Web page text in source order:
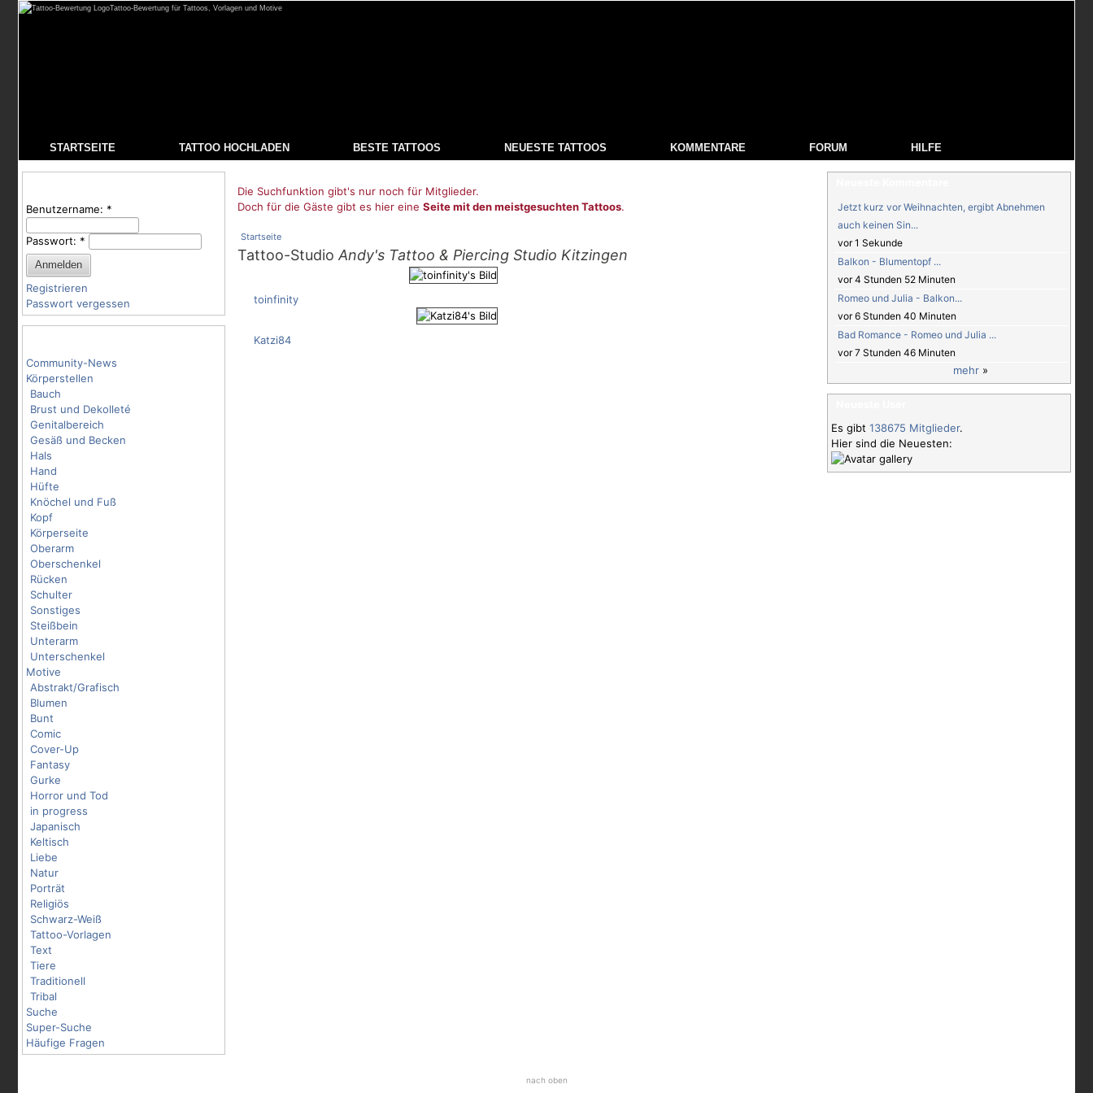
Tattoo-Bewertung für Tattoos, Vorlagen und Motive
STARTSEITE TATTOO HOCHLADEN BESTE TATTOOS NEUESTE TATTOOS KOMMENTARE FORUM HILFE
Benutzername: *
Passwort: *
Registrieren
Passwort vergessen
Community-News
Körperstellen
Bauch
Brust und Dekolleté
Genitalbereich
Gesäß und Becken
Hals
Hand
Hüfte
Knöchel und Fuß
Kopf
Körperseite
Oberarm
Oberschenkel
Rücken
Schulter
Sonstiges
Steißbein
Unterarm
Unterschenkel
Motive
Abstrakt/Grafisch
Blumen
Bunt
Comic
Cover-Up
Fantasy
Gurke
Horror und Tod
in progress
Japanisch
Keltisch
Liebe
Natur
Porträt
Religiös
Schwarz-Weiß
Tattoo-Vorlagen
Text
Tiere
Traditionell
Tribal
Suche
Super-Suche
Häufige Fragen
Die Suchfunktion gibt's nur noch für Mitglieder.
Doch für die Gäste gibt es hier eine Seite mit den meistgesuchten Tattoos.
Startseite
Tattoo-Studio Andy's Tattoo & Piercing Studio Kitzingen
toinfinity
Katzi84
Jetzt kurz vor Weihnachten, ergibt Abnehmen
auch keinen Sin...
vor 1 Sekunde
Balkon - Blumentopf ...
vor 4 Stunden 52 Minuten
Romeo und Julia - Balkon...
vor 6 Stunden 40 Minuten
Bad Romance - Romeo und Julia ...
vor 7 Stunden 46 Minuten
mehr »
Es gibt 138675 Mitglieder.
Hier sind die Neuesten:
nach oben